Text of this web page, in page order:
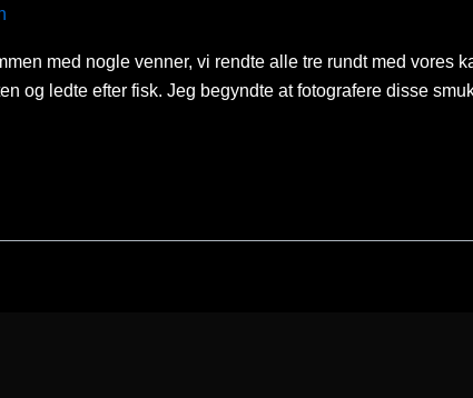
med nogle venner, vi rendte alle tre rundt med vores
og ledte efter fisk. Jeg begyndte at fotografere disse